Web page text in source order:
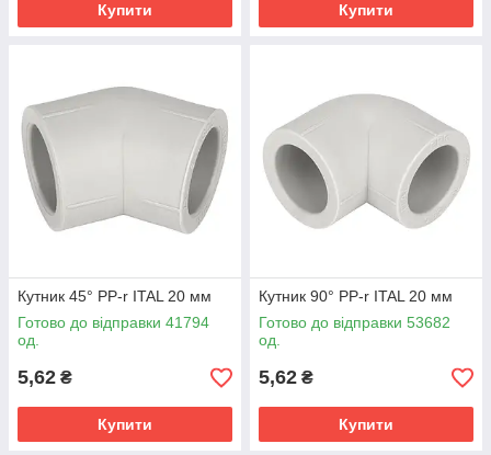
Купити Купити
Кутник 45° PP-r ITAL 20 мм
Готово до відправки 41794
од.
5,62 ₴
Купити
Кутник 90° PP-r ITAL 20 мм
Готово до відправки 53682
од.
5,62 ₴
Купити